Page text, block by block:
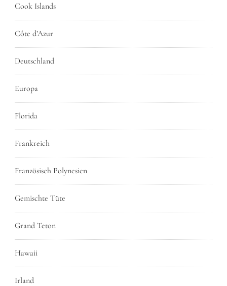
Cook Islands
Côte d’Azur
Deutschland
Europa
Florida
Frankreich
Französisch Polynesien
Gemischte Tüte
Grand Teton
Hawaii
Irland